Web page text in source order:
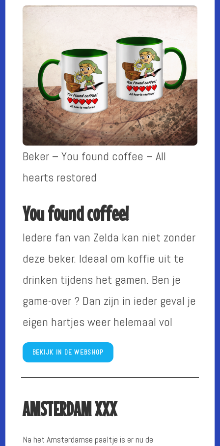
Beker – You found coffee – All
hearts restored
You found coffee!
Iedere fan van Zelda kan niet zonder
deze beker. Ideaal om koffie uit te
drinken tijdens het gamen. Ben je
game-over ? Dan zijn in ieder geval je
eigen hartjes weer helemaal vol
BEKIJK IN DE WEBSHOP
AMSTERDAM XXX
Na het Amsterdamse paaltje is er nu de